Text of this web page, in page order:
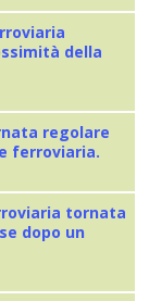
della
regolare
ferroviaria.
tornata
dopo un